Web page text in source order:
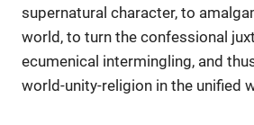
supernatural character, to
world, to turn the confessional
ecumenical intermingling, and
world-unity-religion in the unified